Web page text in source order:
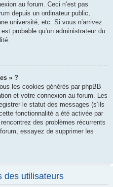
au forum. Ceci n’est pas
depuis un ordinateur public,
université, etc. Si vous n’arrivez
probable qu’un administrateur du
» ?
les cookies générés par phpBB
et votre connexion au forum. Les
le statut des messages (s’ils
fonctionnalité a été activée par
des problèmes récurrents
essayez de supprimer les
des utilisateurs